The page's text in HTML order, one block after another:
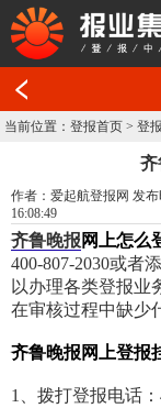
当前位置：登报首页 >登
齐
作者：爱起航登报网 发布
16:08:49
齐鲁晚报 网上怎么
400-807-2030或者
以办理各类登报业
在审核过程中缺少
齐鲁晚报网上登报
1、拨打登报电话：